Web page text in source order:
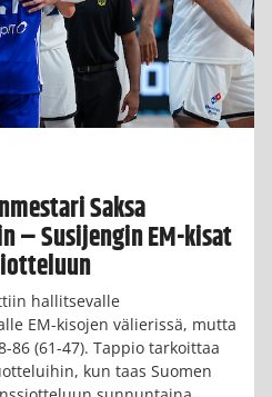
Saksa
– Susijengin EM-kisat
hallitsevalle
EM-kisojen välierissä, mutta
86 (61-47). Tappio tarkoittaa
kun taas Suomen